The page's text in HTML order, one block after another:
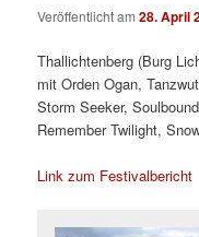
Veröffentlicht am28. April
Thallichtenberg (Burg
mit Orden Ogan,
Storm Seeker,
Remember Twilight,
Link zum Festivalbericht